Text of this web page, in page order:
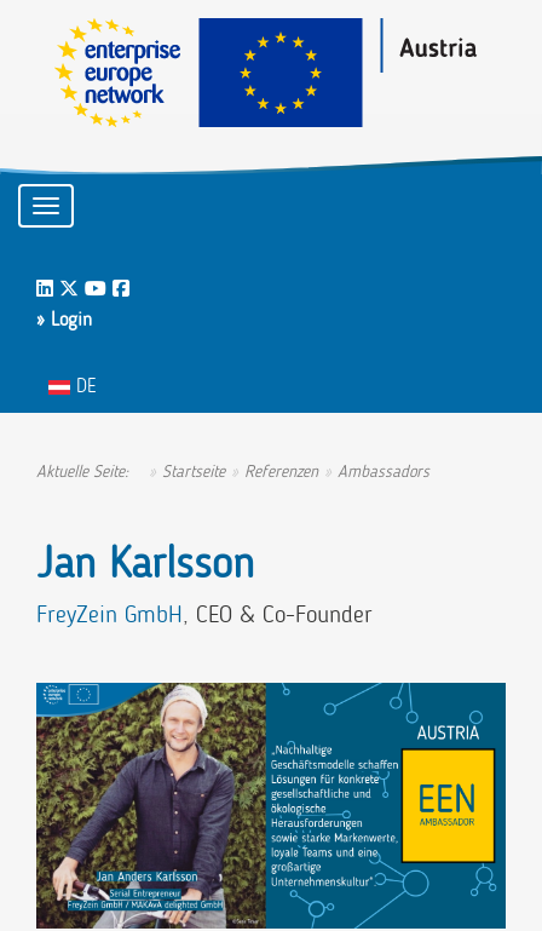
Toggle navigation
LinkedIn
Twitter
Youtube
Facebook
» Login
Sprache auswählen
DE
Aktuelle Seite: Startseite Referenzen Ambassadors
Jan Karlsson
FreyZein GmbH, CEO & Co-Founder